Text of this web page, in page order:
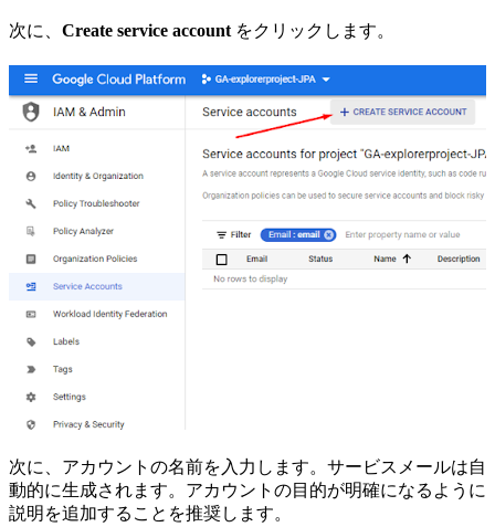
次に、 Create service account をクリックします。
次に、アカウントの名前を入力します。サービスメールは自
動的に生成されます。アカウントの目的が明確になるように
説明を追加することを推奨します。